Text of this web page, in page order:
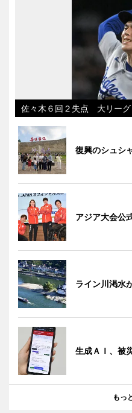
佐々木６回２失点 大リーグ
復興のシュシ
アジア大会公
ライン川渇水
生成ＡＩ、被
もっ